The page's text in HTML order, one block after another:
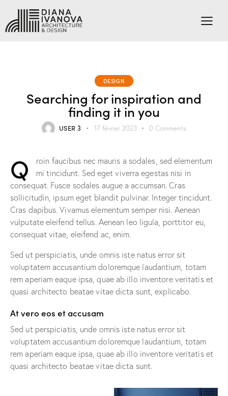
DESIGN
Searching for inspiration and
finding it in you
USER 3 17 février 2023 0 Comments
Q
roin faucibus nec mauris a sodales, sed elementum
mi tincidunt. Sed eget viverra egestas nisi in
consequat. Fusce sodales augue a accumsan. Cras
sollicitudin, ipsum eget blandit pulvinar. Integer tincidunt.
Cras dapibus. Vivamus elementum semper nisi. Aenean
vulputate eleifend tellus. Aenean leo ligula, porttitor eu,
consequat vitae, eleifend ac, enim.
Sed ut perspiciatis, unde omnis iste natus error sit
voluptatem accusantium doloremque laudantium, totam
rem aperiam eaque ipsa, quae ab illo inventore veritatis et
quasi architecto beatae vitae dicta sunt, explicabo.
At vero eos et accusam
Sed ut perspiciatis, unde omnis iste natus error sit
voluptatem accusantium doloremque laudantium, totam
rem aperiam eaque ipsa, quae ab illo inventore veritatis et
quasi architecto beatae vitae dicta sunt.